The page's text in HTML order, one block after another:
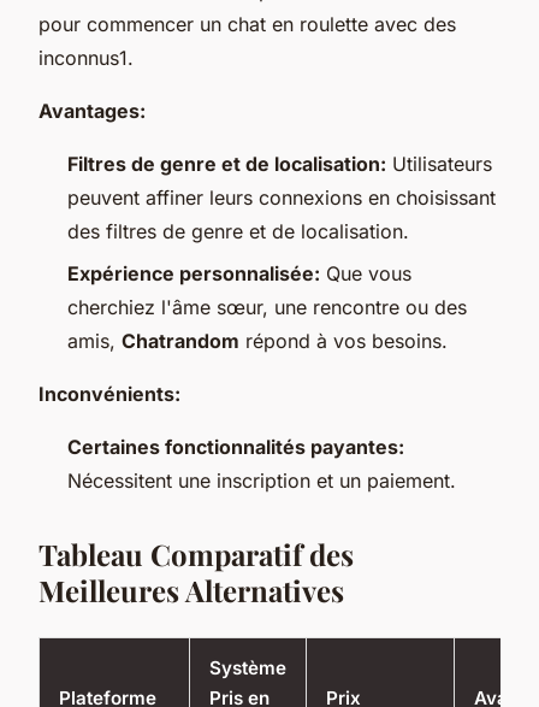
pour commencer un chat en roulette avec des
inconnus1.
Avantages:
Filtres de genre et de localisation: Utilisateurs
peuvent affiner leurs connexions en choisissant
des filtres de genre et de localisation.
Expérience personnalisée: Que vous
cherchiez l'âme sœur, une rencontre ou des
amis, Chatrandom répond à vos besoins.
Inconvénients:
Certaines fonctionnalités payantes:
Nécessitent une inscription et un paiement.
Tableau Comparatif des
Meilleures Alternatives
Plateforme
Système
Pris en
Prix